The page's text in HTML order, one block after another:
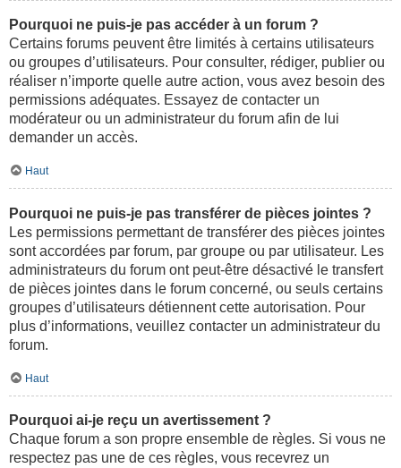
Pourquoi ne puis-je pas accéder à un forum ?
Certains forums peuvent être limités à certains utilisateurs
ou groupes d’utilisateurs. Pour consulter, rédiger, publier ou
réaliser n’importe quelle autre action, vous avez besoin des
permissions adéquates. Essayez de contacter un
modérateur ou un administrateur du forum afin de lui
demander un accès.
Haut
Pourquoi ne puis-je pas transférer de pièces jointes ?
Les permissions permettant de transférer des pièces jointes
sont accordées par forum, par groupe ou par utilisateur. Les
administrateurs du forum ont peut-être désactivé le transfert
de pièces jointes dans le forum concerné, ou seuls certains
groupes d’utilisateurs détiennent cette autorisation. Pour
plus d’informations, veuillez contacter un administrateur du
forum.
Haut
Pourquoi ai-je reçu un avertissement ?
Chaque forum a son propre ensemble de règles. Si vous ne
respectez pas une de ces règles, vous recevrez un